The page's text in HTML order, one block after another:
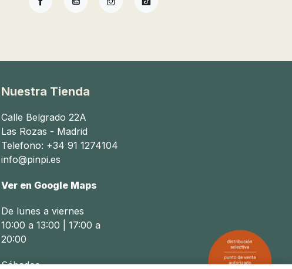
FacebookYouTubeInstagramTikTok
Nuestra Tienda
Calle Belgrado 22A
Las Rozas - Madrid
Telefono: +34 91 1274104
info@pinpi.es
Ver en Google Maps
De lunes a viernes
10:00 a 13:00 | 17:00 a
20:00
Sábados